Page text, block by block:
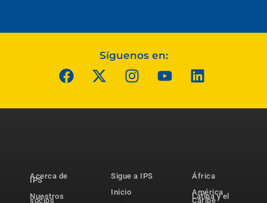
Síguenos en:
Acerca de
IPS
Nuestros
socios
Sigue a IPS
Inicio
África
América
Latina y el
Caribe